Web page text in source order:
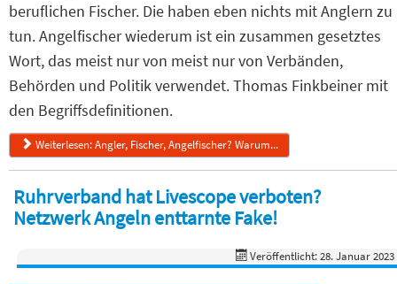
beruflichen Fischer. Die haben eben nichts mit Anglern zu
tun. Angelfischer wiederum ist ein zusammen gesetztes
Wort, das meist nur von meist nur von Verbänden,
Behörden und Politik verwendet. Thomas Finkbeiner mit
den Begriffsdefinitionen.
Weiterlesen: Angler, Fischer, Angelfischer? Warum...
Ruhrverband hat Livescope verboten?
Netzwerk Angeln enttarnte Fake!
Veröffentlicht: 28. Januar 2023